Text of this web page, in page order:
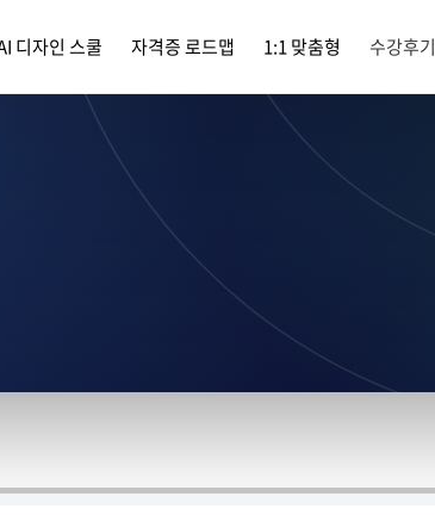
디자인 스쿨 자격증 로드맵 1:1 맞춤형 수강후기